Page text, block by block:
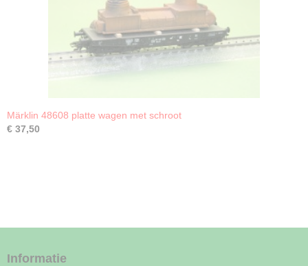
Märklin 48608 platte wagen met schroot
€ 37,50
Informatie